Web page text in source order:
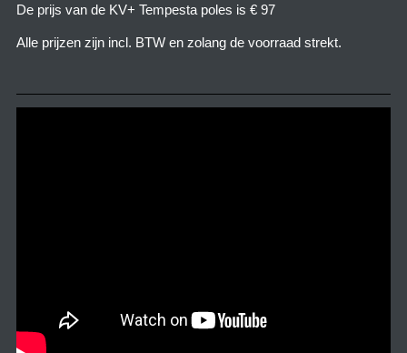
De prijs van de KV+ Tempesta poles is € 97
Alle prijzen zijn incl. BTW en zolang de voorraad strekt.